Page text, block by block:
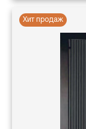
Хит продаж